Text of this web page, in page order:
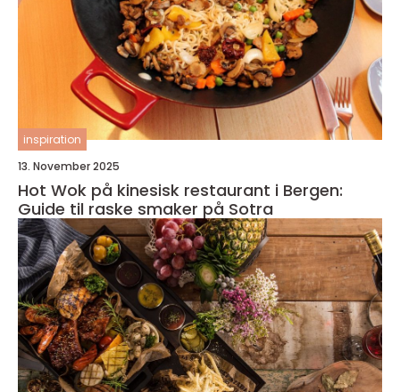
inspiration
13. November 2025
Hot Wok på kinesisk restaurant i Bergen:
Guide til raske smaker på Sotra